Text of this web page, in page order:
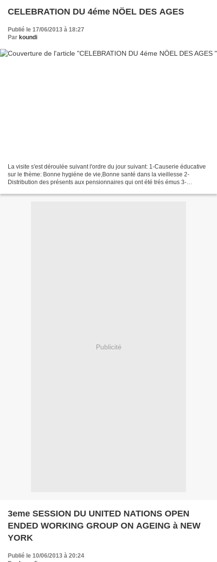
CELEBRATION DU 4éme NÖEL DES AGES
Publié le 17/06/2013 à 18:27
Par koundi
La visite s'est déroulée suivant l'ordre du jour suivant: 1-Causerie éducative
sur le thème: Bonne hygiéne de vie,Bonne santé dans la vieillesse 2-
Distribution des présents aux pensionnaires qui ont été trés émus 3-
Publicité
3eme SESSION DU UNITED NATIONS OPEN
ENDED WORKING GROUP ON AGEING à NEW
YORK
Publié le 10/06/2013 à 20:24